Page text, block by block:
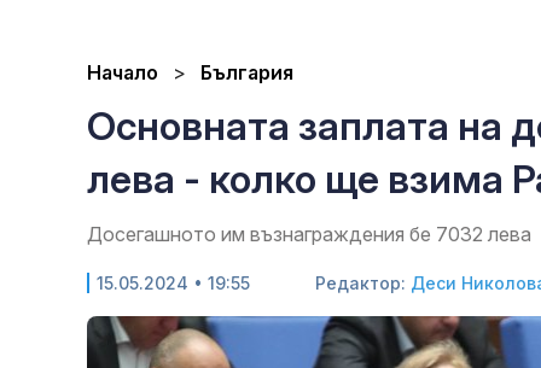
Начало България
Основната заплата на
лева - колко ще взима
Досегашното им възнаграждения бе 7032 лева
15.05.2024 • 19:55 Редактор: Деси